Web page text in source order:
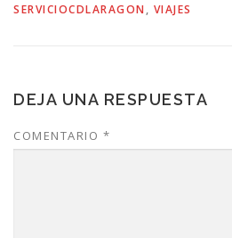
SERVICIOCDLARAGON , VIAJES
DEJA UNA RESPUESTA
COMENTARIO *